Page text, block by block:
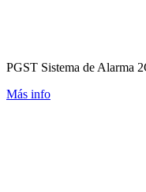
PGST Sistema de Alarma
Más info